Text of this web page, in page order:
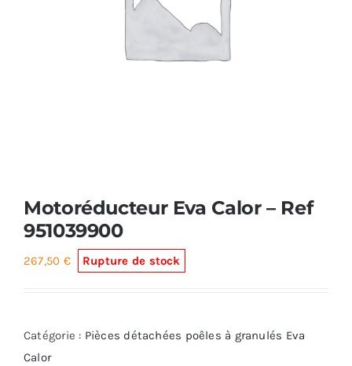
Motoréducteur Eva Calor – Ref
951039900
267,50 € Rupture de stock
Catégorie : Pièces détachées poêles à granulés Eva
Calor